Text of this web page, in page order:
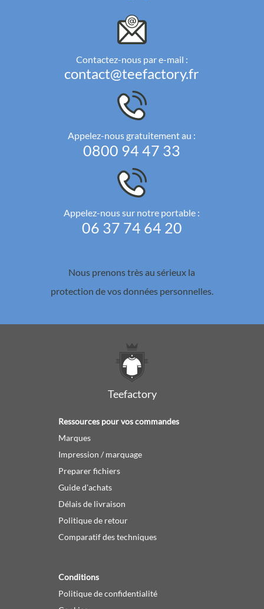
Contactez-nous par e-mail :
contact@teefactory.fr
Appelez-nous gratuitement au :
0800 94 47 33
Appelez-nous sur notre portable :
06 37 74 64 20
Nous prenons très au sérieux la
protection de vos données personnelles.
Teefactory
Ressources pour vos commandes
Marques
Impression / marquage
Preparer fichiers
Guide d'achats
Délais de livraison
Politique de retour
Comparatif des techniques
Conditions
Politique de confidentialité